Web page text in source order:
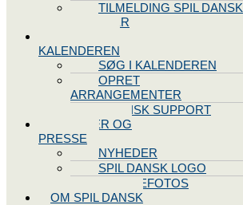
TILMELDING SPIL DANSK
ARTISTER
KALENDEREN
SØG I KALENDEREN
OPRET
ARRANGEMENTER
TEKNISK SUPPORT
NYHEDER OG
PRESSE
NYHEDER
SPIL DANSK LOGO
PRESSEFOTOS
OM SPIL DANSK